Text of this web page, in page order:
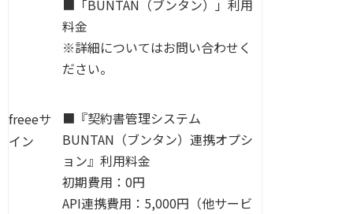
■「BUNTAN（ブンタン）」利用
料金
※詳細についてはお問い合わせく
ださい。
freeeサ
イン
■『契約書管理システム
BUNTAN（ブンタン）連携オプシ
ョン』利用料金
初期費用：0円
API連携費用：5,000円（他サービ